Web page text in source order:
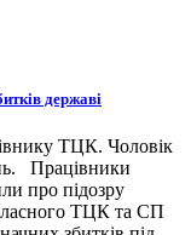
державі
ТЦК. Чоловік
Працівники
про підозру
ТЦК та СП